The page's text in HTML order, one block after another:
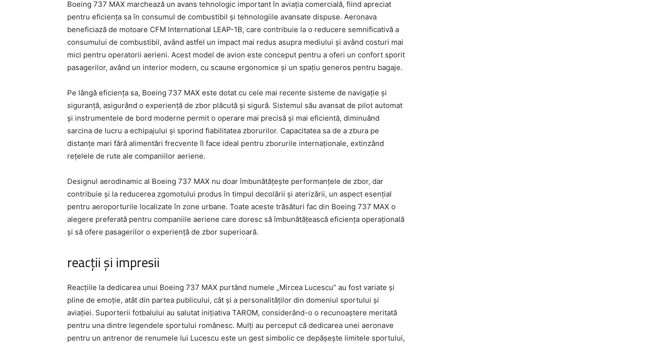
Boeing 737 MAX marchează un avans tehnologic important în aviația comercială, fiind apreciat
pentru eficiența sa în consumul de combustibil și tehnologiile avansate dispuse. Aeronava
beneficiază de motoare CFM International LEAP-1B, care contribuie la o reducere semnificativă a
consumului de combustibil, având astfel un impact mai redus asupra mediului și având costuri mai
mici pentru operatorii aerieni. Acest model de avion este conceput pentru a oferi un confort sporit
pasagerilor, având un interior modern, cu scaune ergonomice și un spațiu generos pentru bagaje.
Pe lângă eficiența sa, Boeing 737 MAX este dotat cu cele mai recente sisteme de navigație și
siguranță, asigurând o experiență de zbor plăcută și sigură. Sistemul său avansat de pilot automat
și instrumentele de bord moderne permit o operare mai precisă și mai eficientă, diminuând
sarcina de lucru a echipajului și sporind fiabilitatea zborurilor. Capacitatea sa de a zbura pe
distanțe mari fără alimentări frecvente îl face ideal pentru zborurile internaționale, extinzând
rețelele de rute ale companiilor aeriene.
Designul aerodinamic al Boeing 737 MAX nu doar îmbunătățește performanțele de zbor, dar
contribuie și la reducerea zgomotului produs în timpul decolării și aterizării, un aspect esențial
pentru aeroporturile localizate în zone urbane. Toate aceste trăsături fac din Boeing 737 MAX o
alegere preferată pentru companiile aeriene care doresc să îmbunătățească eficiența operațională
și să ofere pasagerilor o experiență de zbor superioară.
reacții și impresii
Reacțiile la dedicarea unui Boeing 737 MAX purtând numele „Mircea Lucescu” au fost variate și
pline de emoție, atât din partea publicului, cât și a personalităților din domeniul sportului și
aviației. Suporterii fotbalului au salutat inițiativa TAROM, considerând-o o recunoaștere meritată
pentru una dintre legendele sportului românesc. Mulți au perceput că dedicarea unei aeronave
pentru un antrenor de renumele lui Lucescu este un gest simbolic ce depășește limitele sportului,